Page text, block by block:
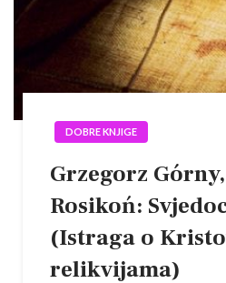
DOBRE KNJIGE
Grzegorz
Rosikoń:
(Istraga o
relikvijama)